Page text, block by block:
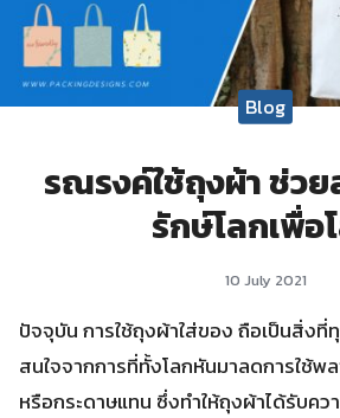
Blog
รณรงค์ใช้ถุงผ้า ช่ว
รักษ์โลกเพื่อ
10 July 2021
ปัจจุบัน การใช้ถุงผ้าใส่ของ ถือเป็นสิ่งที่
สนใจจากการที่ทั้งโลกหันมาลดการใช้พ
หรือกระดาษแทน ซึ่งทำให้ถุงผ้าได้รับค